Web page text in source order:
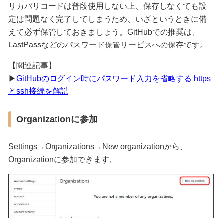
リカバリコードは普段使用しない上、保存しなくても設
定は問題なく完了してしまうため、いざというときに備
えて必ず保管しておきましょう。GitHubでの推奨は、
LastPassなどのパスワード保管サービスへの保存です。
【関連記事】
▶GitHubのログイン時にパスワード入力を省略する https
とssh接続を解説
Organizationに参加
Settings→Organizations→New organizationから、
Organizationに参加できます。